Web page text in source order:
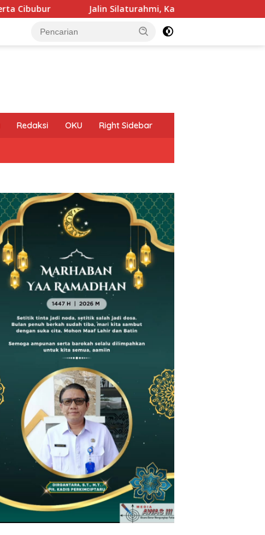
Jalin Silaturahmi, Kapolres Lampung Utara Kunjungi
Redaksi OKU Right Sidebar